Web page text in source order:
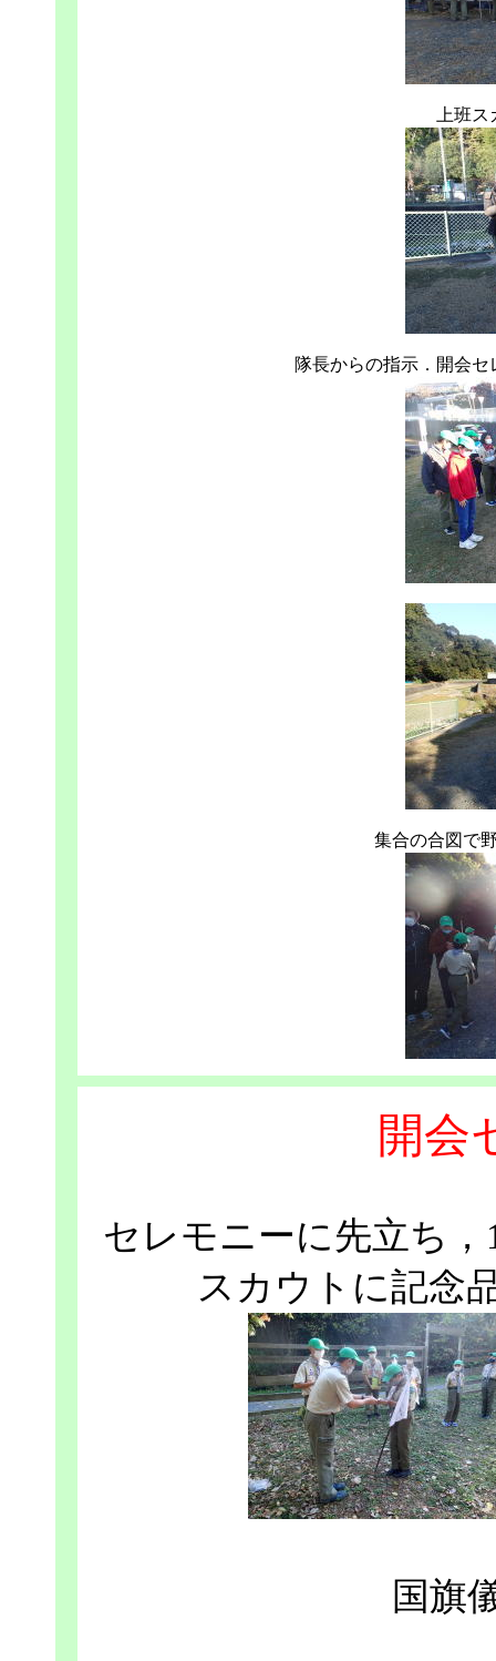
上班
隊長からの指示．開会
集合の合図で
開会
セレモニーに先立ち
スカウトに記念
国旗